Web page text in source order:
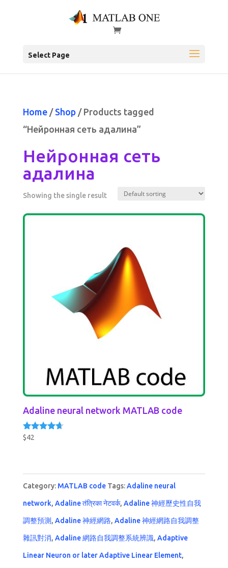
Select Page
Home/ Shop/ Products tagged
“Нейронная сеть адалина”
Нейронная сеть
адалина
Showing the single result
Adaline neural network MATLAB code
Rated
$42
Category: MATLAB code Tags:Adaline neural
network, Adaline तंत्रिका नेटवर्क, Adaline 神經歷史性自我
調整預測 , Adaline 神經網路, Adaline 神經網路自我調整
雜訊對消, Adaline 網路自我調整系統辨識, Adaptive
Linear Neuron or later Adaptive Linear Element,